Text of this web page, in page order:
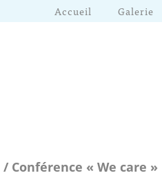
Accueil Galerie
/ Conférence « We care »